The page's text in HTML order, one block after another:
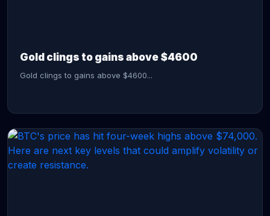
Gold clings to gains above $4600
Gold clings to gains above $4600...